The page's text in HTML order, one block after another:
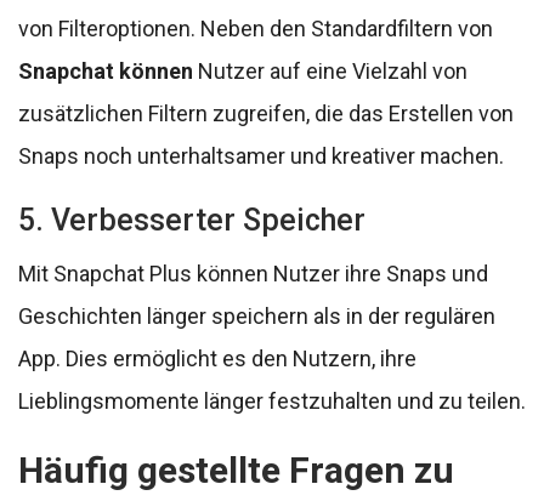
von Filteroptionen. Neben den Standardfiltern von
Snapchat können Nutzer auf eine Vielzahl von
zusätzlichen Filtern zugreifen, die das Erstellen von
Snaps noch unterhaltsamer und kreativer machen.
5. Verbesserter Speicher
Mit Snapchat Plus können Nutzer ihre Snaps und
Geschichten länger speichern als in der regulären
App. Dies ermöglicht es den Nutzern, ihre
Lieblingsmomente länger festzuhalten und zu teilen.
Häufig gestellte Fragen zu